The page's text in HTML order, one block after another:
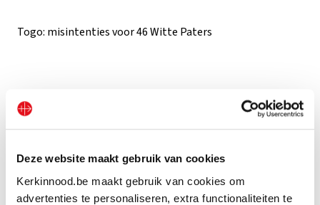
Deze website maakt gebruik van cookies
Kerkinnood.be maakt gebruik van cookies om
advertenties te personaliseren, extra functionaliteiten te
Togo: misintenties voor 46 Witte Paters